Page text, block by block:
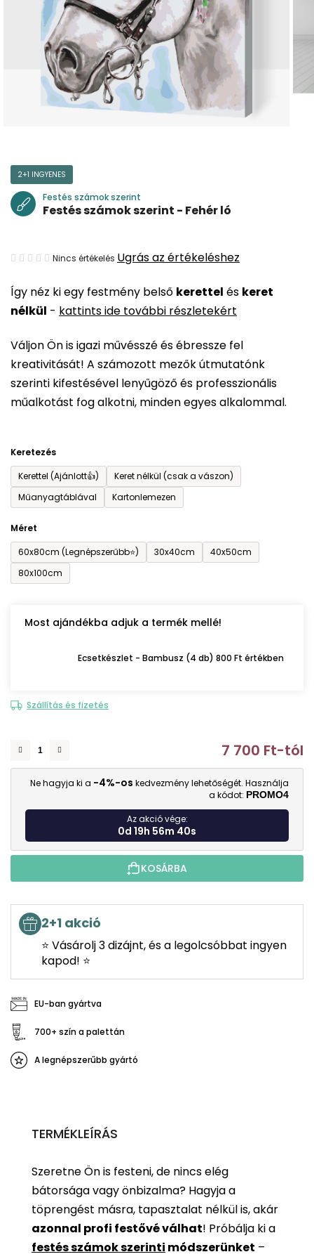
Így néz ki egy festmény belső kerettel és keret
nélkül - kattints ide további részletekért
Váljon Ön is igazi művésszé és ébressze fel
kreativitását! A számozott mezők útmutatónk
szerinti kifestésével lenyűgöző és professzionális
műalkotást fog alkotni, minden egyes alkalommal.
Keretezés
Kerettel (Ajánlott👍)
Keret nélkül (csak a vászon)
Műanyagtáblával
Kartonlemezen
Méret
60x80cm (Legnépszerűbb⭐)
30x40cm
40x50cm
80x100cm
Most ajándékba adjuk a termék mellé!
Ecsetkészlet - Bambusz (4 db) 800 Ft értékben
Szállítás és fizetés
7 700 Ft-tól
Ne hagyja ki a -4%-os kedvezmény lehetőségét. Használja
a kódot: PROMO4
Az akció vége:
0d 19h 56m 39s
KOSÁRBA
2+1 akció
⭐ Vásárolj 3 dizájnt, és a legolcsóbbat ingyen
kapod! ⭐
EU-ban gyártva
700+ szín a palettán
A legnépszerűbb gyártó
2+1 INGYENES
Festés számok szerint
Festés számok szerint - Fehér ló
A
átlagos
értékelése
ből
0,0
csillag.
Nincs értékelés Ugrás az értékeléshez
TERMÉKLEÍRÁS
Szeretne Ön is festeni, de nincs elég
bátorsága vagy önbizalma? Hagyja a
töprengést másra, tapasztalat nélkül is, akár
azonnal profi festővé válhat! Próbálja ki a
festés számok szerinti módszerünket –